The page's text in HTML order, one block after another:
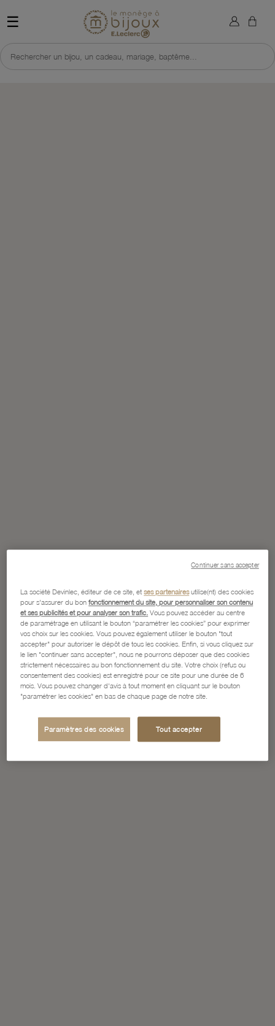
☰ Retour à l'accueil du site
Rechercher un bijou, un cadeau, mariage, baptême...
×
La société Devinlec, éditeur de ce site, etses partenairesutilise(nt) des cookies
pour s'assurer du bonfonctionnement du site, pour personnaliser son contenu
et ses publicités et pour analyser son trafic. Vous pouvez accéder au centre
de paramétrage en utilisant le bouton “paramétrer les cookies” pour exprimer
vos choix sur les cookies. Vous pouvez également utiliser le bouton "tout
accepter" pour autoriser le dépôt de tous les cookies. Enfin, si vous cliquez sur
le lien "continuer sans accepter", nous ne pourrons déposer que des cookies
strictement nécessaires au bon fonctionnement du site. Votre choix (refus ou
consentement des cookies) est enregistré pour ce site pour une durée de 6
mois. Vous pouvez changer d'avis à tout moment en cliquant sur le bouton
"paramétrer les cookies" en bas de chaque page de notre site.
Paramètres des cookies Tout accepter
Continuer sans accepter